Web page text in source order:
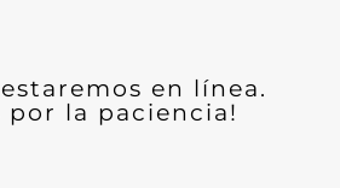
en línea.
por la paciencia!